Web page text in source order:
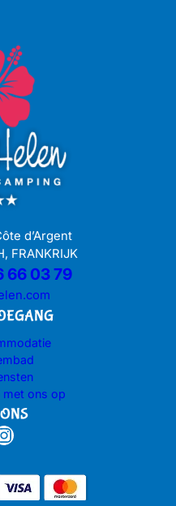
d’Argent
FRANKRIJK
66 03 79
met ons op